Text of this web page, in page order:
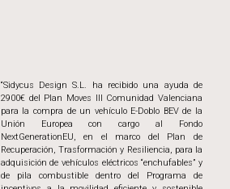
“Sidycus Design S.L. ha recibido una ayuda de
2900€ del Plan Moves III Comunidad Valenciana
para la compra de un vehículo E-Doblo BEV de la
Unión Europea con cargo al Fondo
NextGenerationEU, en el marco del Plan de
Recuperación, Trasformación y Resiliencia, para la
adquisición de vehículos eléctricos “enchufables” y
de pila combustible dentro del Programa de